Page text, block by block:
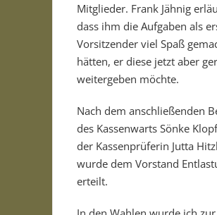
Mitglieder. Frank Jähnig
dass ihm die Aufgaben als
Vorsitzender viel Spaß
hätten, er diese jetzt aber
weitergeben möchte.
Nach dem anschließenden
des Kassenwarts Sönke
der Kassenprüferin Jutta
wurde dem Vorstand
erteilt.